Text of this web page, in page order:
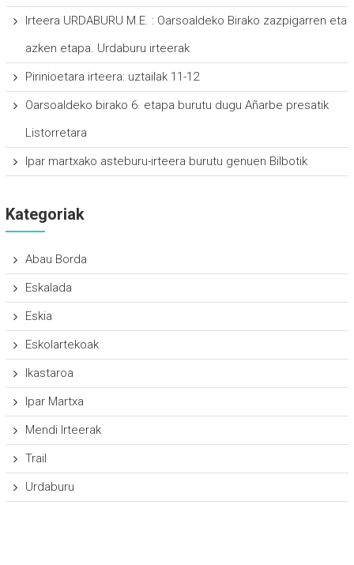
Irteera URDABURU M.E. : Oarsoaldeko Birako zazpigarren eta
azken etapa. Urdaburu irteerak
Pirinioetara irteera: uztailak 11-12
Oarsoaldeko birako 6. etapa burutu dugu Añarbe presatik
Listorretara
Ipar martxako asteburu-irteera burutu genuen Bilbotik
Kategoriak
Abau Borda
Eskalada
Eskia
Eskolartekoak
Ikastaroa
Ipar Martxa
Mendi Irteerak
Trail
Urdaburu